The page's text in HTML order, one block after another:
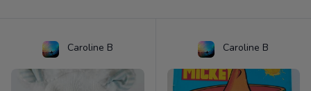
Caroline B Caroline B